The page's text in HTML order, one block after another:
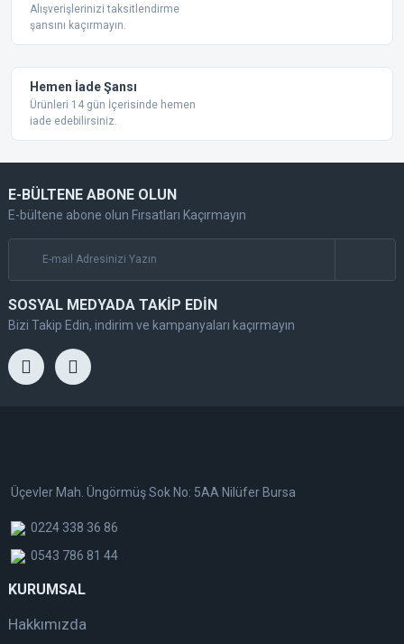
Alışverişlerinizi taksitlendirme
şansını kaçırmayın.
Hemen İade Şansı
Ürünleri 14 gün İçerisinde hemen
iade edebilirsiniz.
E-BÜLTENE ABONE OLUN
E-bültene abone olun Fırsatları Kaçırmayın
SOSYAL MEDYADA TAKİP EDİN
Bizi Takip Edin, indirim ve kampanyaları kaçırmayın
Üçevler Mah. Üngörmüş Sok No: 5AA Nilüfer Bursa
0224 338 36 86
0543 786 81 44
KURUMSAL
Hakkımızda